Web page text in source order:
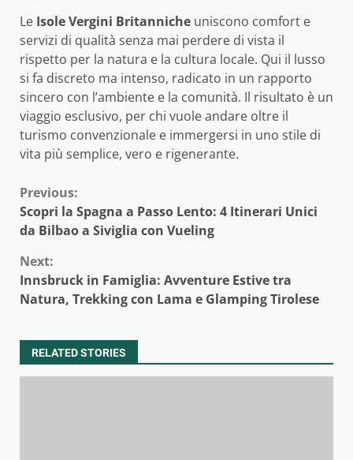
Le Isole Vergini Britanniche uniscono comfort e
servizi di qualità senza mai perdere di vista il
rispetto per la natura e la cultura locale. Qui il lusso
si fa discreto ma intenso, radicato in un rapporto
sincero con l’ambiente e la comunità. Il risultato è un
viaggio esclusivo, per chi vuole andare oltre il
turismo convenzionale e immergersi in uno stile di
vita più semplice, vero e rigenerante.
Continue
Reading
Previous:
Scopri la Spagna a Passo Lento: 4 Itinerari Unici
da Bilbao a Siviglia con Vueling
Next:
Innsbruck in Famiglia: Avventure Estive tra
Natura, Trekking con Lama e Glamping Tirolese
RELATED STORIES